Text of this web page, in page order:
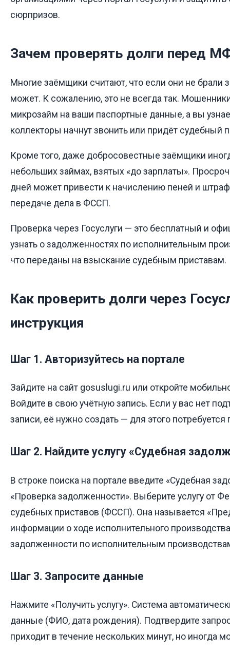
сюрпризов.
Зачем проверять долги перед
Многие заёмщики считают, что если они не брали
может. К сожалению, это не всегда так.
микрозайм на ваши паспортные данные, а вы
коллекторы начнут звонить или придёт судебный
Кроме того, даже добросовестные заёмщики
небольших займах, взятых «до зарплаты».
дней может привести к начислению пеней и
передаче дела в ФССП.
Проверка через Госуслуги — это бесплатный и
узнать о задолженностях по исполнительным
что переданы на взыскание судебным приставам.
Как проверить долги через
инструкция
Шаг 1. Авторизуйтесь на портале
Зайдите на сайт gosuslugi.ru или откройте
Войдите в свою учётную запись. Если у вас нет
записи, её нужно создать — для этого
Шаг 2. Найдите услугу «Судебная
В строке поиска на портале введите «Судебная
«Проверка задолженности». Выберите услугу от
судебных приставов (ФССП). Она называется
информации о ходе исполнительного
задолженности по исполнительным
Шаг 3. Запросите данные
Нажмите «Получить услугу». Система
данные (ФИО, дата рождения). Подтвердите
приходит в течение нескольких минут, но иногда